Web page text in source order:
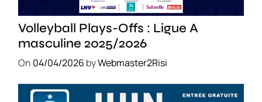
Volleyball Plays-Offs : Ligue A
masculine 2025/2026
On 04/04/2026 byWebmaster2Risi